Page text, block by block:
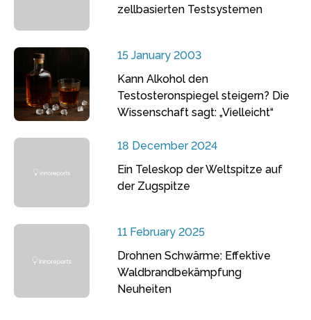
zellbasierten Testsystemen
15 January 2003
Kann Alkohol den
Testosteronspiegel steigern? Die
Wissenschaft sagt: „Vielleicht“
18 December 2024
Ein Teleskop der Weltspitze auf
der Zugspitze
11 February 2025
Drohnen Schwärme: Effektive
Waldbrandbekämpfung
Neuheiten